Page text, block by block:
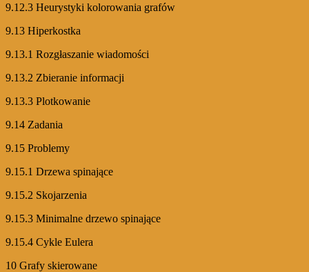
9.12.3 Heurystyki kolorowania grafów
9.13 Hiperkostka
9.13.1 Rozgłaszanie wiadomości
9.13.2 Zbieranie informacji
9.13.3 Plotkowanie
9.14 Zadania
9.15 Problemy
9.15.1 Drzewa spinające
9.15.2 Skojarzenia
9.15.3 Minimalne drzewo spinające
9.15.4 Cykle Eulera
10 Grafy skierowane